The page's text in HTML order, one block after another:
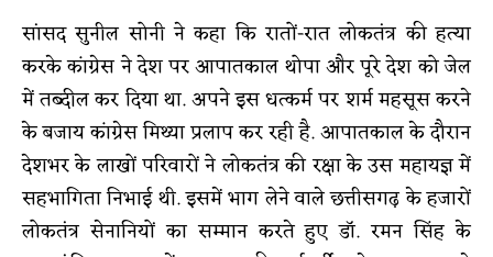
सांसद सुनील सोनी ने कहा कि रातों-रात लोकतंत्र की हत्या
करके कांग्रेस ने देश पर आपातकाल थोपा और पूरे देश को जेल
में तब्दील कर दिया था. अपने इस धत्कर्म पर शर्म महसूस करने
के बजाय कांग्रेस मिथ्या प्रलाप कर रही है. आपातकाल के दौरान
देशभर के लाखों परिवारों ने लोकतंत्र की रक्षा के उस महायज्ञ में
सहभागिता निभाई थी. इसमें भाग लेने वाले छत्तीसगढ़ के हजारों
लोकतंत्र सेनानियों का सम्मान करते हुए डॉ. रमन सिंह के